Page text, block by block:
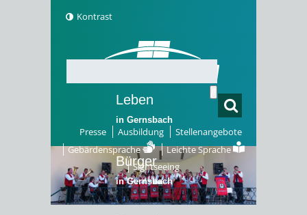
Kontrast
Presse Ausbildung
Stellenangebote
Gebärdensprache
Leichte Sprache
Sightseeing
Leben
in Gernsbach
Bürger
in Gernsbach